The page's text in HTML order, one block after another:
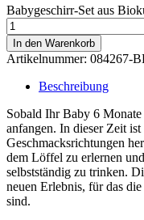
Babygeschirr-Set aus
In den Warenkorb
Artikelnummer: 084267-
Beschreibung
Sobald Ihr Baby 6
anfangen. In dieser Zeit
Geschmacksrichtungen
dem Löffel zu erlernen
selbstständig zu trinken.
neuen Erlebnis, für das
sind.